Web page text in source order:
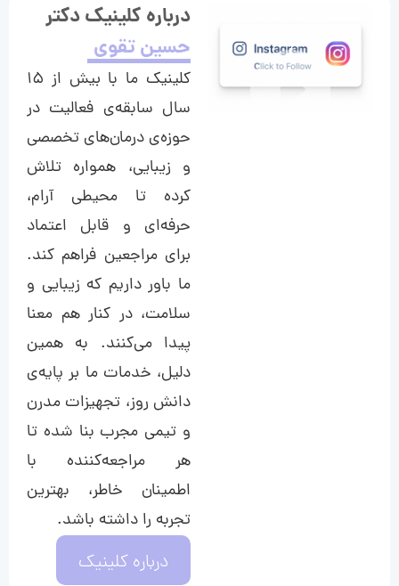
درباره کلینیک دکتر
حسین تقوی
کلینیک ما با بیش از ۱۵
سال سابقه‌ی فعالیت در
حوزه‌ی درمان‌های تخصصی
و زیبایی، همواره تلاش
کرده تا محیطی آرام،
حرفه‌ای و قابل اعتماد
برای مراجعین فراهم کند.
ما باور داریم که زیبایی و
سلامت، در کنار هم معنا
پیدا می‌کنند. به همین
دلیل، خدمات ما بر پایه‌ی
دانش روز، تجهیزات مدرن
و تیمی مجرب بنا شده تا
هر مراجعه‌کننده با
اطمینان خاطر، بهترین
تجربه را داشته باشد.
درباره کلینیک